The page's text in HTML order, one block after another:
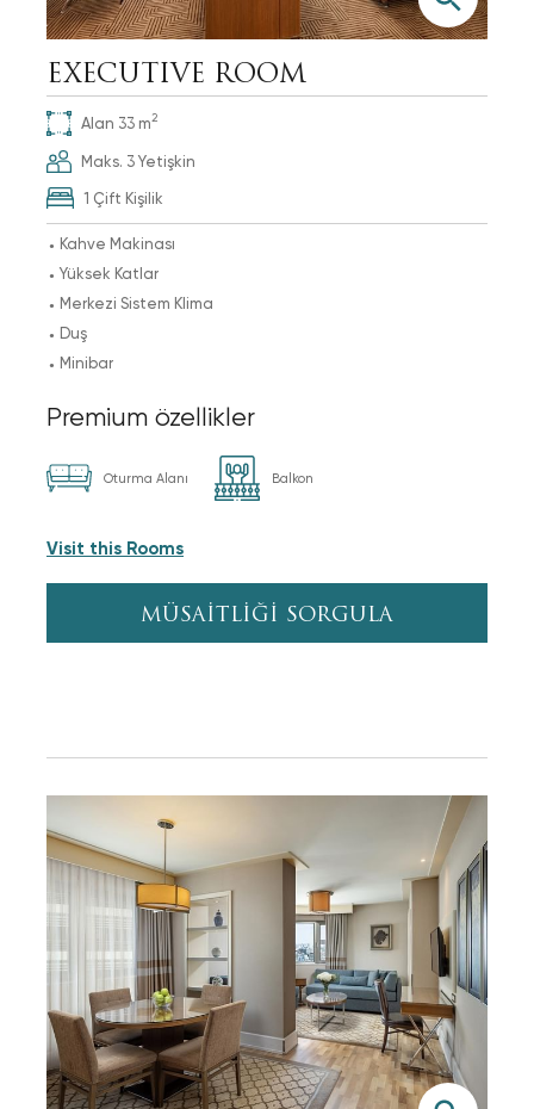
EXECUTIVE ROOM
Alan 33 m2
Maks. 3Yetişkin
1 Çift Kişilik
Kahve Makinası
Yüksek Katlar
Merkezi Sistem Klima
Duş
Minibar
Premium özellikler
Oturma Alanı Balkon
Visit this Rooms
MÜSAİTLİĞİ SORGULA